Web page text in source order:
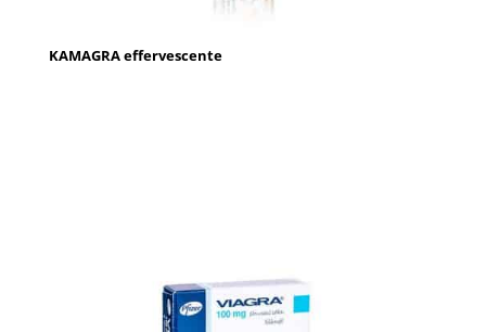
KAMAGRA effervescente